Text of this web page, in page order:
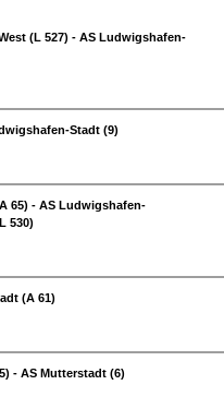
(L 527) - AS Ludwigshafen-
Stadt (9)
65) - AS Ludwigshafen-
530)
(A 61)
- AS Mutterstadt (6)